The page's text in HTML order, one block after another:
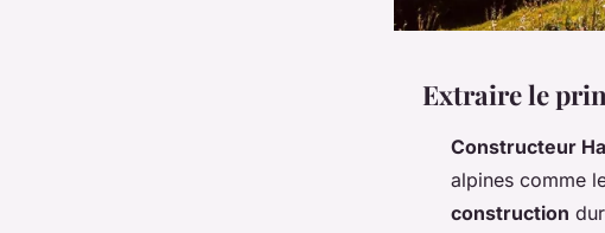
Extraire le
Constructeur
alpines comme
construction